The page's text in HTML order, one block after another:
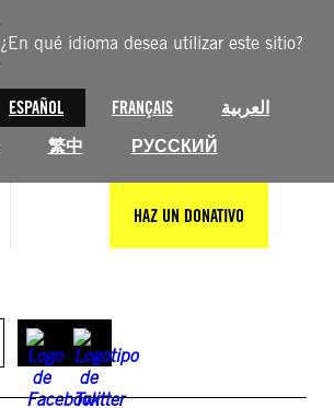
¿En qué idioma desea utilizar este sitio?
ESPAÑOL FRANÇAIS
العربية
繁中 РУССКИЙ
HAZ UN DONATIVO